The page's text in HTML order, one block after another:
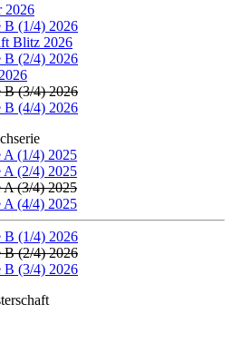
2026
B (1/4) 2026
Blitz 2026
B (2/4) 2026
B (3/4) 2026
B (4/4) 2026
A (1/4) 2025
A (2/4) 2025
A (3/4) 2025
A (4/4) 2025
B (1/4) 2026
B (2/4) 2026
B (3/4) 2026